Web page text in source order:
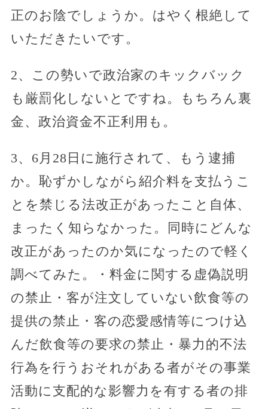
正のお陰でしょうか。はやく根絶して
いただきたいです。
2、この勢いで政治家のキックバック
も厳罰化しないとですね。もちろん裏
金、政治資金不正利用も。
3、6月28日に施行されて、もう逮捕
か。恥ずかしながら紹介料を支払うこ
とを禁じる法改正があったこと自体、
まったく知らなかった。同時にどんな
改正があったのか気になったので軽く
調べてみた。・料金に関する虚偽説明
の禁止・客が注文していない飲食等の
提供の禁止・客の恋愛感情等につけ込
んだ飲食等の要求の禁止・暴力的不法
行為を行うおそれがある者がその事業
活動に支配的な影響力を有する者の排